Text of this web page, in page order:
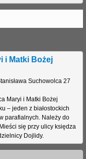
i Matki Bożej
Suchowolca 27
Maryi i Matki Bożej
– jeden z białostockich
parafialnych. Należy do
się przy ulicy księdza
Dojlidy.